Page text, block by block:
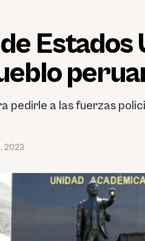
Estados
pedirle a las fuerzas
2023